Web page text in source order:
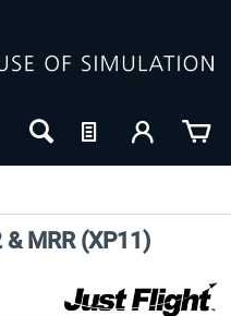
MRR (XP11)